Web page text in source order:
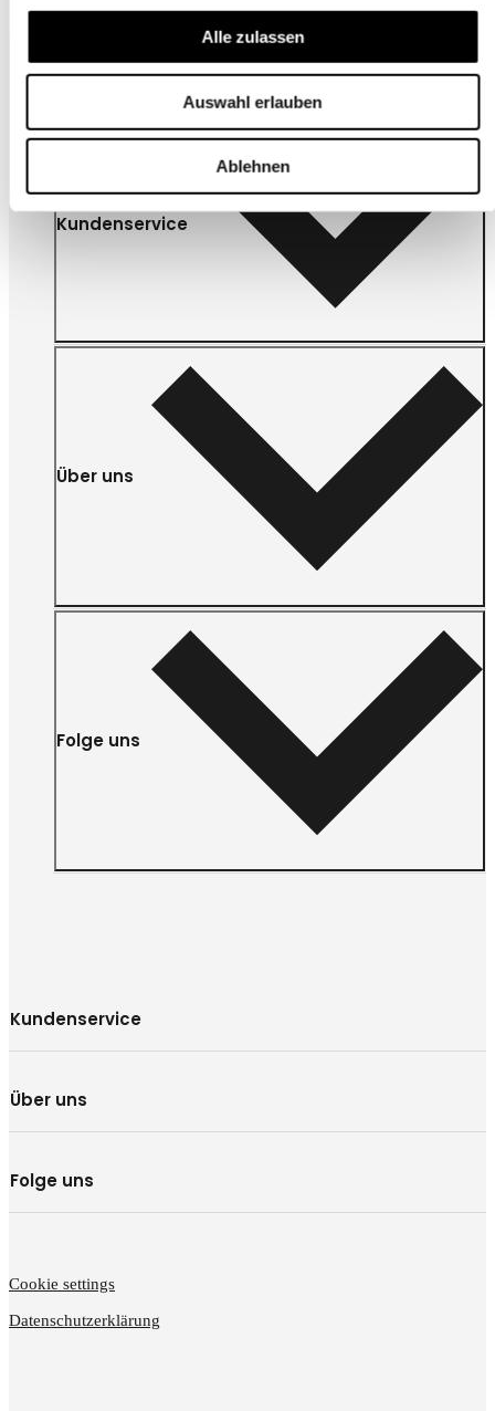
Alle zulassen
Auswahl erlauben
Ablehnen
Kundenservice
Über uns
Folge uns
Kundenservice
Über uns
Folge uns
Cookie settings
Datenschutzerklärung